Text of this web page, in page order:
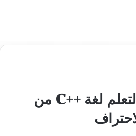
أفضل الكتب لتعلم لغة ++C من